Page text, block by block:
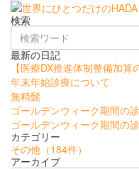
検索
最新の日記
【医療DX推進体制整備加算
年末年始診療について
無精髭
ゴールデンウィーク期間の
ゴールデンウィーク期間の
カテゴリー
その他 （184件）
アーカイブ